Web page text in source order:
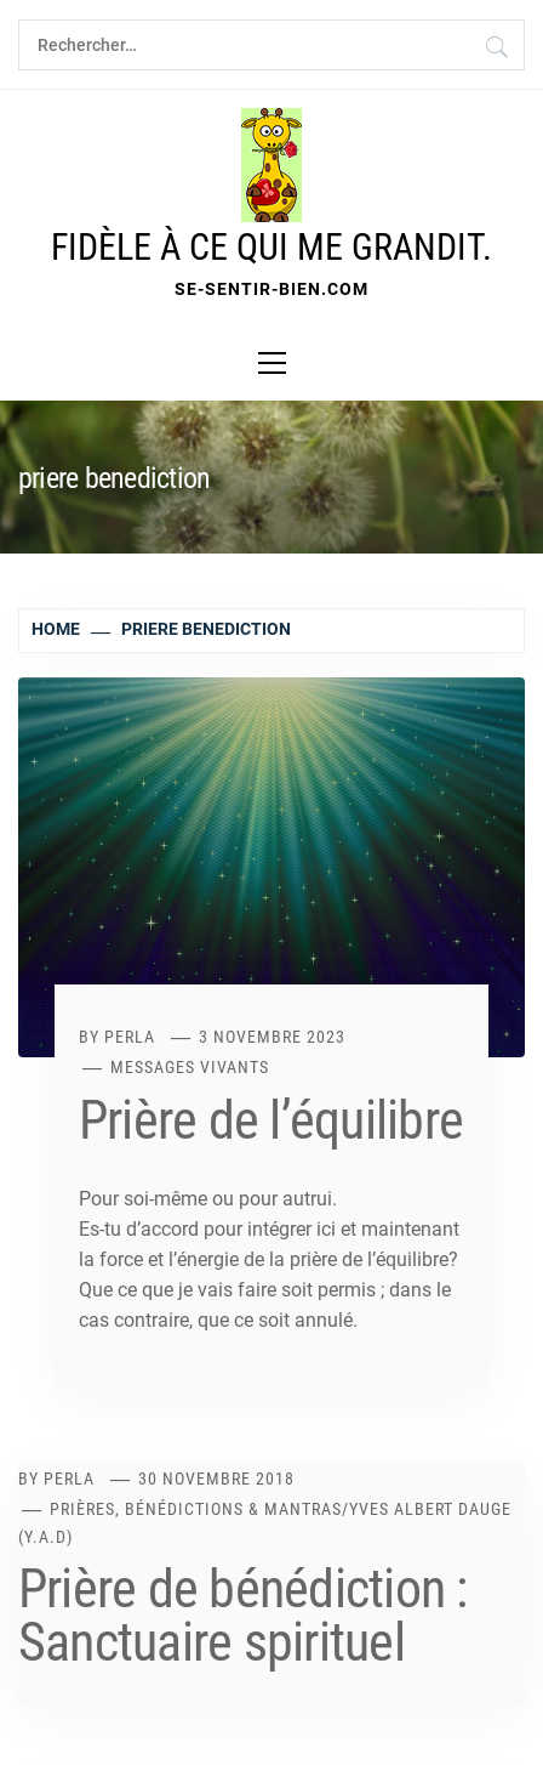
Skip
content
Rechercher :
FIDÈLE À CE QUI ME GRANDIT.
SE-SENTIR-BIEN.COM
Menu
priere benediction
HOME PRIERE BENEDICTION
BY PERLA
3 NOVEMBRE 2023
MESSAGES VIVANTS
Prière de l’équilibre
Pour soi-même ou pour autrui.
Es-tu d’accord pour intégrer ici et maintenant
la force et l’énergie de la prière de l’équilibre?
Que ce que je vais faire soit permis ; dans le
cas contraire, que ce soit annulé.
BY PERLA
30 NOVEMBRE 2018
PRIÈRES, BÉNÉDICTIONS & MANTRAS/YVES ALBERT DAUGE
(Y.A.D)
Prière de bénédiction :
Sanctuaire spirituel